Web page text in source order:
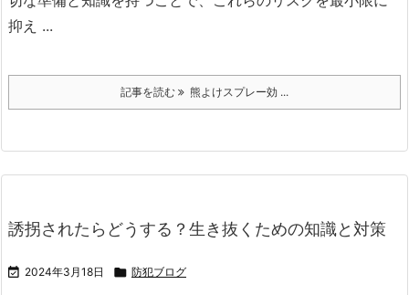
抑え ...
記事を読む 熊よけスプレー効 ...
誘拐されたらどうする？生き抜くための知識と対策
 2024年3月18日  防犯ブログ